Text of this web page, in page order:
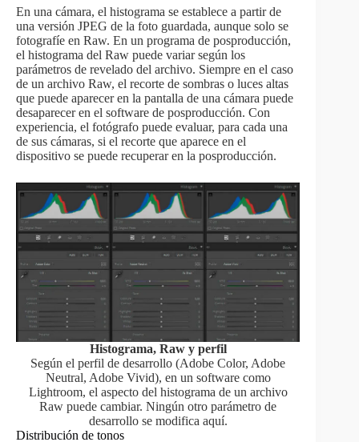
En una cámara, el histograma se establece a partir de
una versión JPEG de la foto guardada, aunque solo se
fotografíe en Raw. En un programa de posproducción,
el histograma del Raw puede variar según los
parámetros de revelado del archivo. Siempre en el caso
de un archivo Raw, el recorte de sombras o luces altas
que puede aparecer en la pantalla de una cámara puede
desaparecer en el software de posproducción. Con
experiencia, el fotógrafo puede evaluar, para cada una
de sus cámaras, si el recorte que aparece en el
dispositivo se puede recuperar en la posproducción.
Histograma, Raw y perfil
Según el perfil de desarrollo (Adobe Color, Adobe
Neutral, Adobe Vivid), en un software como
Lightroom, el aspecto del histograma de un archivo
Raw puede cambiar. Ningún otro parámetro de
desarrollo se modifica aquí.
Distribución de tonos